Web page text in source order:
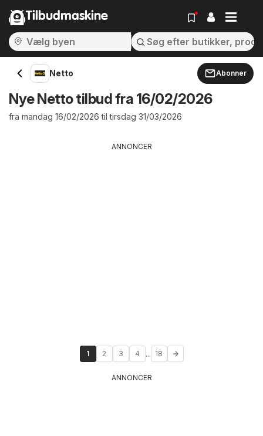
Tilbudmaskine
Netto Abonner
Nye Netto tilbud fra 16/02/2026
fra mandag 16/02/2026 til tirsdag 31/03/2026
ANNONCER
1 2 3 4 ... 18
ANNONCER